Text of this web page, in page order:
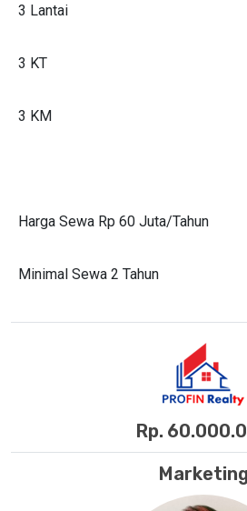
3 Lantai
3 KT
3 KM
Harga Sewa Rp 60 Juta/Tahun
Minimal Sewa 2 Tahun
Rp.
Marketing